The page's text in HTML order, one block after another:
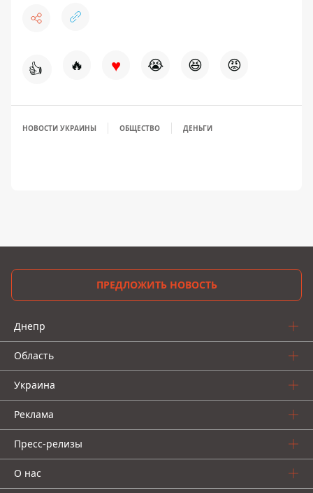
👍 🔥 ♥ 😭 😆 😡
НОВОСТИ УКРАИНЫ ОБЩЕСТВО ДЕНЬГИ
ПРЕДЛОЖИТЬ НОВОСТЬ
Днепр
Область
Украина
Реклама
Пресс-релизы
О нас